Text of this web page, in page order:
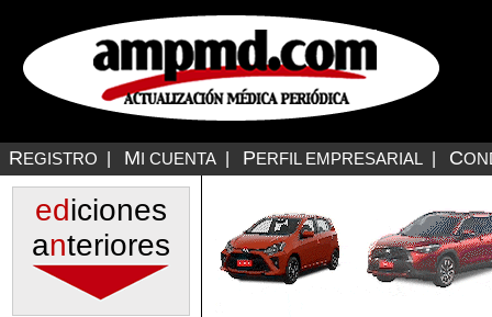
REGISTRO MI CUENTA PERFIL EMPRESARIAL C
ediciones
anteriores